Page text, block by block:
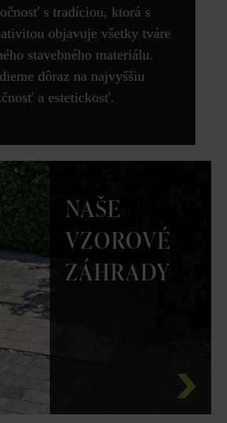
s tradíciou, ktorá s
objavuje všetky tváre
stavebného materiálu.
dôraz na najvyššiu
a estetickosť.
NAŠE
VZOROVÉ
ZÁHRADY